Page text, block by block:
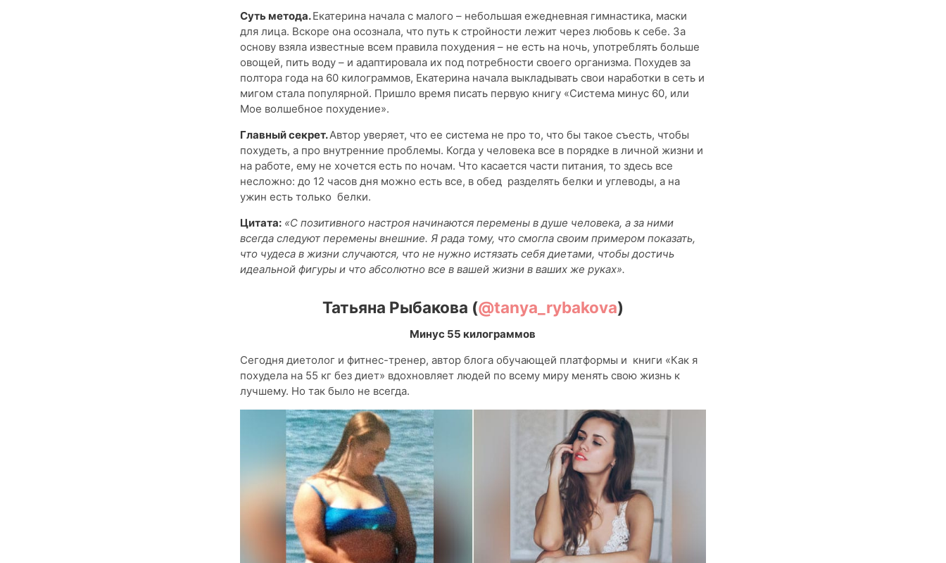
Суть метода.Екатерина начала с малого – небольшая ежедневная гимнастика, маски
для лица. Вскоре она осознала, что путь к стройности лежит через любовь к себе. За
основу взяла известные всем правила похудения – не есть на ночь, употреблять больше
овощей, пить воду – и адаптировала их под потребности своего организма. Похудев за
полтора года на 60 килограммов, Екатерина начала выкладывать свои наработки в сеть и
мигом стала популярной. Пришло время писать первую книгу «Система минус 60, или
Мое волшебное похудение».
Главный секрет.Автор уверяет, что ее система не про то, что бы такое съесть, чтобы
похудеть, а про внутренние проблемы. Когда у человека все в порядке в личной жизни и
на работе, ему не хочется есть по ночам. Что касается части питания, то здесь все
несложно: до 12 часов дня можно есть все, в обед разделять белки и углеводы, а на
ужин есть только белки.
Цитата: «С позитивного настроя начинаются перемены в душе человека, а за ними
всегда следуют перемены внешние. Я рада тому, что смогла своим примером показать,
что чудеса в жизни случаются, что не нужно истязать себя диетами, чтобы достичь
идеальной фигуры и что абсолютно все в вашей жизни в ваших же руках».
Татьяна Рыбакова (@tanya rybakova)
Минус 55 килограммов
Сегодня диетолог и фитнес-тренер, автор блога обучающей платформы и книги «Как я
похудела на 55 кг без диет» вдохновляет людей по всему миру менять свою жизнь к
лучшему. Но так было не всегда.